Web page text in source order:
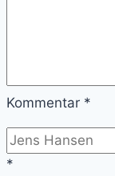
Kommentar *
*